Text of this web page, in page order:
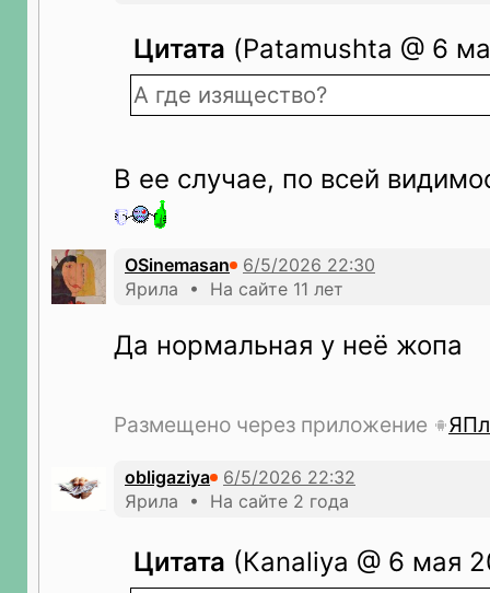
Цитата (Patamushta @ 6
А где изящество?
В ее случае, по всей
OSinemasan
Ярила • На сайте 11 лет
Да нормальная у неё жопа
Размещено через приложение
obligaziya
Ярила • На сайте 2 года
Цитата (Кanaliya @ 6 мая